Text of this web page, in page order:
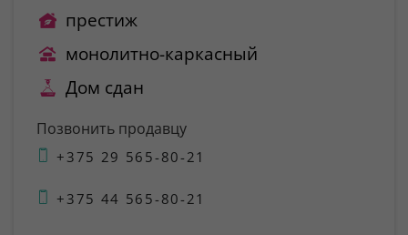
престиж
монолитно-каркасный
Дом сдан
Позвонить продавцу
+375 29 565-80-21
+375 44 565-80-21